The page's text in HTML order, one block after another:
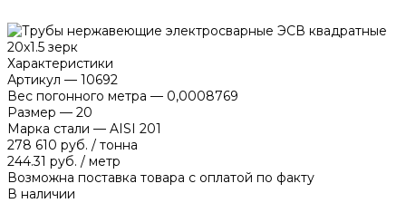
Характеристики
Артикул — 10692
Вес погонного метра — 0,0008769
Размер — 20
Марка стали — AISI 201
278 610 руб. / тонна
244.31 руб. / метр
Возможна поставка товара с оплатой по факту
В наличии